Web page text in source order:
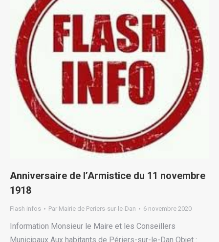
Anniversaire de l’Armistice du 11 novembre
1918
Flash infos Par Mairie de Periers-sur-le-Dan 6 novembre 2020
Information Monsieur le Maire et les Conseillers
Municipaux Aux habitants de Périers-sur-le-Dan Objet :